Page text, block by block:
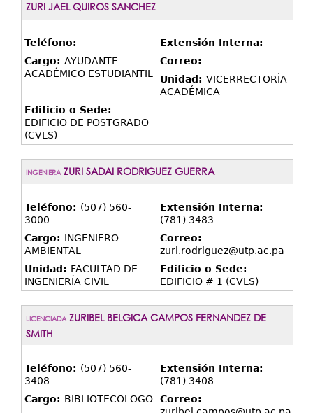
ZURI JAEL QUIROS SANCHEZ
Teléfono:
Extensión Interna:
Cargo: AYUDANTE
ACADÉMICO ESTUDIANTIL
Correo:
Unidad: VICERRECTORÍA
ACADÉMICA
Edificio o Sede:
EDIFICIO DE POSTGRADO
(CVLS)
INGENIERA ZURI SADAI RODRIGUEZ GUERRA
Teléfono: (507) 560-
3000
Extensión Interna:
(781) 3483
Cargo: INGENIERO
AMBIENTAL
Correo:
zuri.rodriguez@utp.ac.pa
Unidad: FACULTAD DE
INGENIERÍA CIVIL
Edificio o Sede:
EDIFICIO # 1 (CVLS)
LICENCIADA ZURIBEL BELGICA CAMPOS FERNANDEZ DE
SMITH
Teléfono: (507) 560-
3408
Extensión Interna:
(781) 3408
Cargo: BIBLIOTECOLOGO
Correo: